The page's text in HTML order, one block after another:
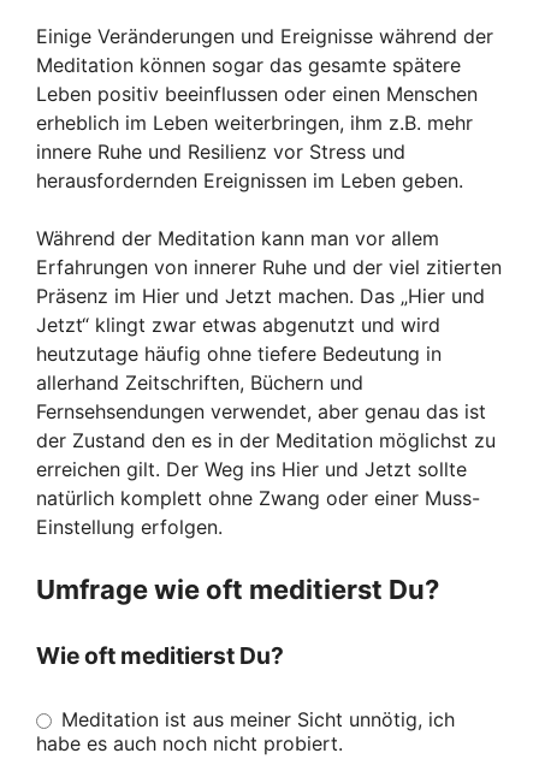
Einige Veränderungen und Ereignisse während der
Meditation können sogar das gesamte spätere
Leben positiv beeinflussen oder einen Menschen
erheblich im Leben weiterbringen, ihm z.B. mehr
innere Ruhe und Resilienz vor Stress und
herausfordernden Ereignissen im Leben geben.
Während der Meditation kann man vor allem
Erfahrungen von innerer Ruhe und der viel zitierten
Präsenz im Hier und Jetzt machen. Das „Hier und
Jetzt“ klingt zwar etwas abgenutzt und wird
heutzutage häufig ohne tiefere Bedeutung in
allerhand Zeitschriften, Büchern und
Fernsehsendungen verwendet, aber genau das ist
der Zustand den es in der Meditation möglichst zu
erreichen gilt. Der Weg ins Hier und Jetzt sollte
natürlich komplett ohne Zwang oder einer Muss-
Einstellung erfolgen.
Umfrage wie oft meditierst Du?
Wie oft meditierst Du?
Meditation ist aus meiner Sicht unnötig, ich
habe es auch noch nicht probiert.